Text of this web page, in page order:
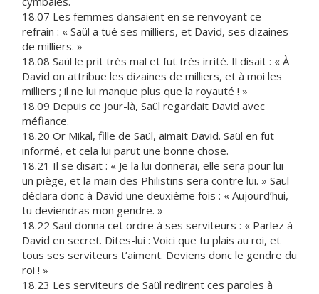
18.07 Les femmes dansaient en se renvoyant ce
refrain : « Saül a tué ses milliers, et David, ses dizaines
de milliers. »
18.08 Saül le prit très mal et fut très irrité. Il disait : « À
David on attribue les dizaines de milliers, et à moi les
milliers ; il ne lui manque plus que la royauté ! »
18.09 Depuis ce jour-là, Saül regardait David avec
méfiance.
18.20 Or Mikal, fille de Saül, aimait David. Saül en fut
informé, et cela lui parut une bonne chose.
18.21 Il se disait : « Je la lui donnerai, elle sera pour lui
un piège, et la main des Philistins sera contre lui. » Saül
déclara donc à David une deuxième fois : « Aujourd’hui,
tu deviendras mon gendre. »
18.22 Saül donna cet ordre à ses serviteurs : « Parlez à
David en secret. Dites-lui : Voici que tu plais au roi, et
tous ses serviteurs t’aiment. Deviens donc le gendre du
roi ! »
18.23 Les serviteurs de Saül redirent ces paroles à